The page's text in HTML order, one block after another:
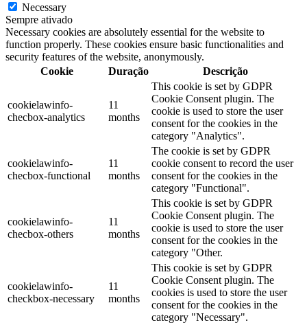
Necessary
Sempre ativado
Necessary cookies are absolutely essential for the website to
function properly. These cookies ensure basic functionalities and
security features of the website, anonymously.
Cookie
Duração Descrição
cookielawinfo-
checbox-analytics
11
months
This cookie is set by GDPR
Cookie Consent plugin. The
cookie is used to store the user
consent for the cookies in the
category "Analytics".
cookielawinfo-
checbox-functional
11
months
The cookie is set by GDPR
cookie consent to record the user
consent for the cookies in the
category "Functional".
cookielawinfo-
checbox-others
11
months
This cookie is set by GDPR
Cookie Consent plugin. The
cookie is used to store the user
consent for the cookies in the
category "Other.
cookielawinfo-
checkbox-necessary
11
months
This cookie is set by GDPR
Cookie Consent plugin. The
cookies is used to store the user
consent for the cookies in the
category "Necessary".